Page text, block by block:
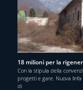
18 milioni per la
Con la stipula della
progetti e gare. Nuova
di